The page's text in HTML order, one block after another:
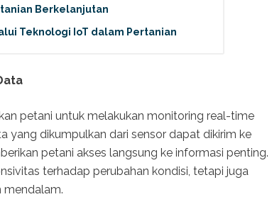
Berkelanjutan
Teknologi IoT dalam Pertanian
petani untuk melakukan monitoring real-time
yang dikumpulkan dari sensor dapat dikirim ke
petani akses langsung ke informasi penting.
terhadap perubahan kondisi, tetapi juga
mendalam.